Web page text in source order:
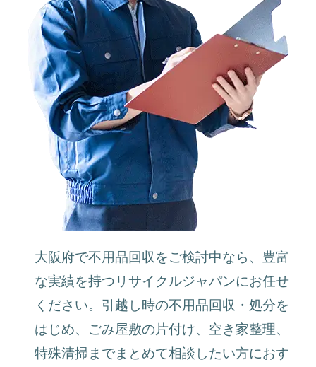
大阪府で不用品回収をご検討中なら、豊富
な実績を持つリサイクルジャパンにお任せ
ください。引越し時の不用品回収・処分を
はじめ、ごみ屋敷の片付け、空き家整理、
特殊清掃までまとめて相談したい方におす